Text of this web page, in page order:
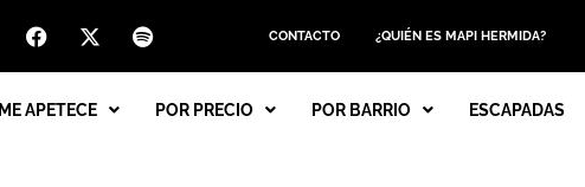
CONTACTO ¿QUIÉN ES MAPI HERMIDA?
ME APETECE POR PRECIO POR BARRIO ESCAPADAS